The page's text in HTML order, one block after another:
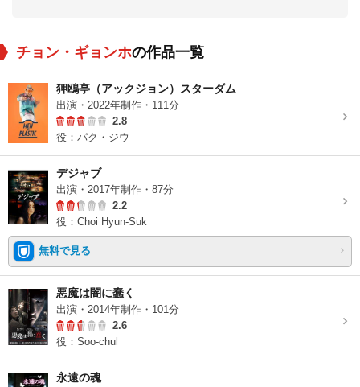
チョン・ギョンホの作品一覧
狎鴎亭（アックジョン）スターダム
出演・2022年制作・111分
2.8
役：パク・ジウ
デジャブ
出演・2017年制作・87分
2.2
役：Choi Hyun-Suk
無料で見る
悪魔は闇に蠢く
出演・2014年制作・101分
2.6
役：Soo-chul
永遠の魂